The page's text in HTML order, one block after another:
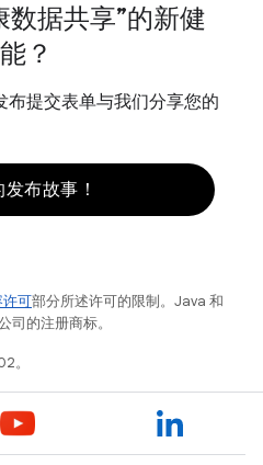
数据共享”的新健
？
布提交表单与我们分享您的
布故事！
许可部分所述许可的限制。Java 和
的注册商标。
。